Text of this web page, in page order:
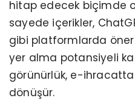
hitap edecek biçimde
sayede içerikler,
gibi platformlarda
yer alma potansiyeli
görünürlük, e-
dönüşür.